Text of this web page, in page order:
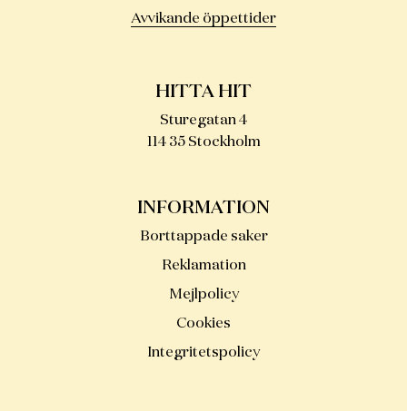
Avvikande öppettider
HITTA HIT
Sturegatan 4
114 35 Stockholm
INFORMATION
Borttappade saker
Reklamation
Mejlpolicy
Cookies
Integritetspolicy